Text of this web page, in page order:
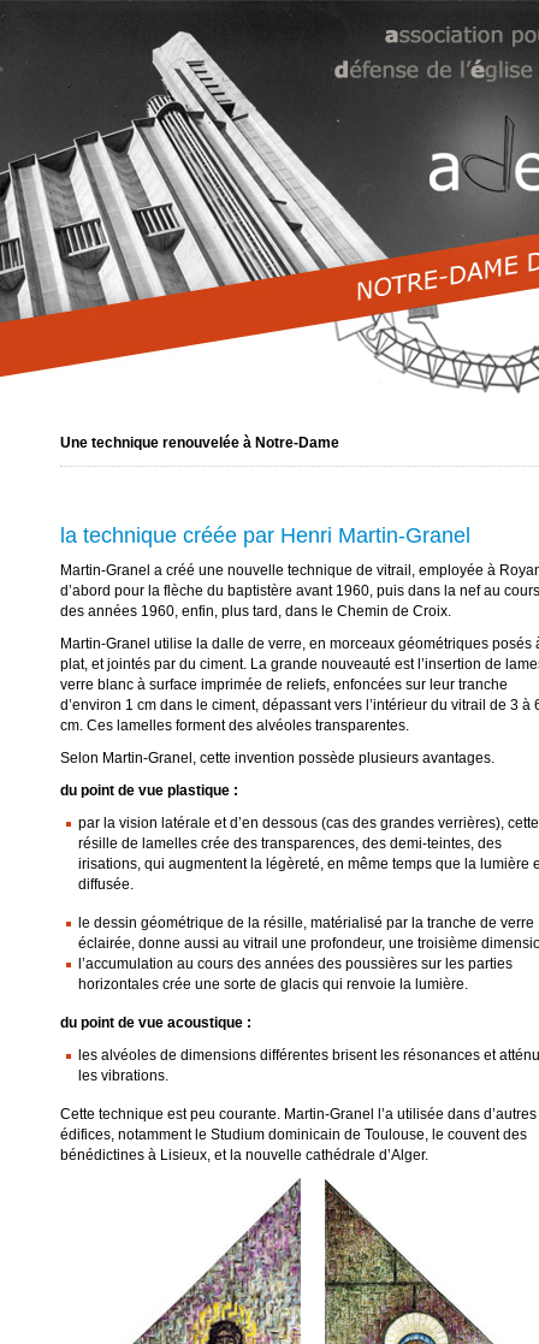
Une technique renouvelée à Notre-Dame
la technique créée par Henri Martin-Granel
Martin-Granel a créé une nouvelle technique de vitrail, employée à
d’abord pour la flèche du baptistère avant 1960, puis dans la nef au cours
des années 1960, enfin, plus tard, dans le Chemin de Croix.
Martin-Granel utilise la dalle de verre, en morceaux géométriques posés
plat, et jointés par du ciment. La grande nouveauté est l’insertion de
verre blanc à surface imprimée de reliefs, enfoncées sur leur tranche
d’environ 1 cm dans le ciment, dépassant vers l’intérieur du vitrail de 3 à
cm. Ces lamelles forment des alvéoles transparentes.
Selon Martin-Granel, cette invention possède plusieurs avantages.
du point de vue plastique :
par la vision latérale et d’en dessous (cas des grandes verrières), cette
résille de lamelles crée des transparences, des demi-teintes, des
irisations, qui augmentent la légèreté, en même temps que la lumière
diffusée.
le dessin géométrique de la résille, matérialisé par la tranche de verre
éclairée, donne aussi au vitrail une profondeur, une troisième
l’accumulation au cours des années des poussières sur les parties
horizontales crée une sorte de glacis qui renvoie la lumière.
du point de vue acoustique :
les alvéoles de dimensions différentes brisent les résonances et
les vibrations.
Cette technique est peu courante. Martin-Granel l’a utilisée dans d’autres
édifices, notamment le Studium dominicain de Toulouse, le couvent des
bénédictines à Lisieux, et la nouvelle cathédrale d’Alger.